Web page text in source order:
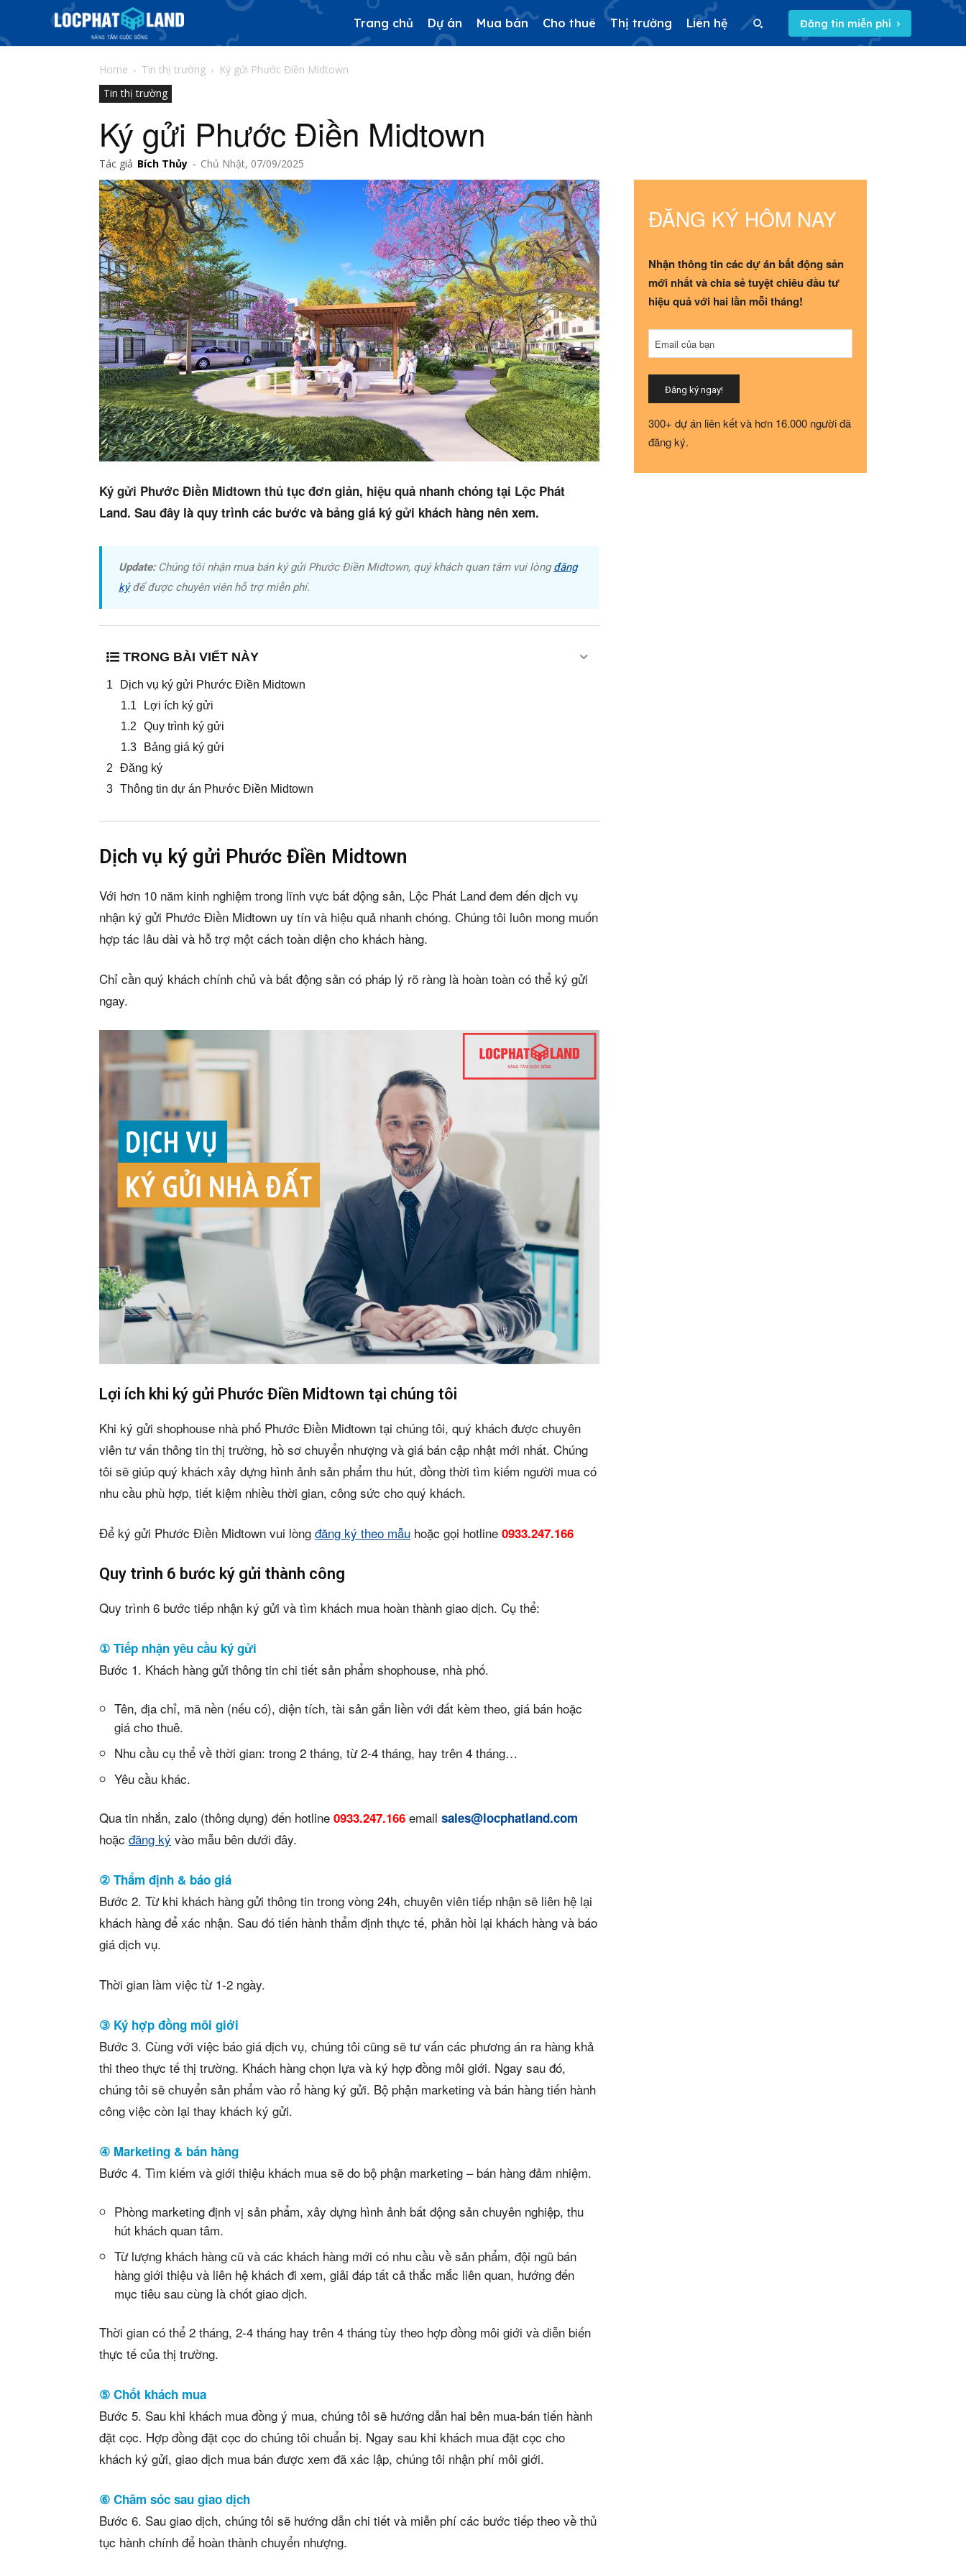
Phiên bản cập nhật V3
& tìm kiếm nhanh chóng hơn
Trang chủ
Dự án
Mua bán
Thị trường
Liên hệ
Trang chủ Dự án Mua bán Cho thuê Thị trường Liên hệ Đăng tin miễn phí
Home Tin thị trường
Ký gửi Phước Điền Midtown
Tin thị trường
Ký gửi Phước Điền Midtown
Tác giả Bích Thủy - Chủ Nhật, 07/09/2025
Ký gửi Phước Điền Midtown thủ tục đơn giản, hiệu quả nhanh chóng tại Lộc Phát
Land. Sau đây là quy trình các bước và bảng giá ký gửi khách hàng nên xem.
Update:Chúng tôi nhận mua bán ký gửi Phước Điền Midtown, quý khách quan tâm vui lòngđăng
kýđể được chuyên viên hỗ trợ miễn phí.
TRONG BÀI VIẾT NÀY
Dịch vụ ký gửi Phước Điền Midtown
Lợi ích ký gửi
Quy trình ký gửi
Bảng giá ký gửi
Đăng ký
Thông tin dự án Phước Điền Midtown
Dịch vụ ký gửi Phước Điền Midtown
Với hơn 10 năm kinh nghiệm trong lĩnh vực bất động sản, Lộc Phát Land đem đến dịch vụ
nhận ký gửi Phước Điền Midtown uy tín và hiệu quả nhanh chóng. Chúng tôi luôn mong muốn
hợp tác lâu dài và hỗ trợ một cách toàn diện cho khách hàng.
Chỉ cần quý khách chính chủ và bất động sản có pháp lý rõ ràng là hoàn toàn có thể ký gửi
ngay.
Lợi ích khi ký gửi Phước Điền Midtown tại chúng tôi
Khi ký gửi shophouse nhà phố Phước Điền Midtown tại chúng tôi, quý khách được chuyên
viên tư vấn thông tin thị trường, hồ sơ chuyển nhượng và giá bán cập nhật mới nhất. Chúng
tôi sẽ giúp quý khách xây dựng hình ảnh sản phẩm thu hút, đồng thời tìm kiếm người mua có
nhu cầu phù hợp, tiết kiệm nhiều thời gian, công sức cho quý khách.
Để ký gửi Phước Điền Midtown vui lòng đăng ký theo mẫu hoặc gọi hotline 0933.247.166
Quy trình 6 bước ký gửi thành công
Quy trình 6 bước tiếp nhận ký gửi và tìm khách mua hoàn thành giao dịch. Cụ thể:
① Tiếp nhận yêu cầu ký gửi
Bước 1. Khách hàng gửi thông tin chi tiết sản phẩm shophouse, nhà phố.
Tên, địa chỉ, mã nền (nếu có), diện tích, tài sản gắn liền với đất kèm theo, giá bán hoặc
giá cho thuê.
Nhu cầu cụ thể về thời gian: trong 2 tháng, từ 2-4 tháng, hay trên 4 tháng…
Yêu cầu khác.
Qua tin nhắn, zalo (thông dụng) đến hotline 0933.247.166 email sales@locphatland.com
hoặc đăng ký vào mẫu bên dưới đây.
② Thẩm định & báo giá
Bước 2. Từ khi khách hàng gửi thông tin trong vòng 24h, chuyên viên tiếp nhận sẽ liên hệ lại
khách hàng để xác nhận. Sau đó tiến hành thẩm định thực tế, phản hồi lại khách hàng và báo
giá dịch vụ.
Thời gian làm việc từ 1-2 ngày.
③ Ký hợp đồng môi giới
Bước 3. Cùng với việc báo giá dịch vụ, chúng tôi cũng sẽ tư vấn các phương án ra hàng khả
thi theo thực tế thị trường. Khách hàng chọn lựa và ký hợp đồng môi giới. Ngay sau đó,
chúng tôi sẽ chuyển sản phẩm vào rổ hàng ký gửi. Bộ phận marketing và bán hàng tiến hành
công việc còn lại thay khách ký gửi.
④ Marketing & bán hàng
Bước 4. Tìm kiếm và giới thiệu khách mua sẽ do bộ phận marketing – bán hàng đảm nhiệm.
Phòng marketing định vị sản phẩm, xây dựng hình ảnh bất động sản chuyên nghiệp, thu
hút khách quan tâm.
Từ lượng khách hàng cũ và các khách hàng mới có nhu cầu về sản phẩm, đội ngũ bán
hàng giới thiệu và liên hệ khách đi xem, giải đáp tất cả thắc mắc liên quan, hướng đến
mục tiêu sau cùng là chốt giao dịch.
Thời gian có thể 2 tháng, 2-4 tháng hay trên 4 tháng tùy theo hợp đồng môi giới và diễn biến
thực tế của thị trường.
⑤ Chốt khách mua
Bước 5. Sau khi khách mua đồng ý mua, chúng tôi sẽ hướng dẫn hai bên mua-bán tiến hành
đặt cọc. Hợp đồng đặt cọc do chúng tôi chuẩn bị. Ngay sau khi khách mua đặt cọc cho
khách ký gửi, giao dịch mua bán được xem đã xác lập, chúng tôi nhận phí môi giới.
⑥ Chăm sóc sau giao dịch
Bước 6. Sau giao dịch, chúng tôi sẽ hướng dẫn chi tiết và miễn phí các bước tiếp theo về thủ
tục hành chính để hoàn thành chuyển nhượng.
ĐĂNG KÝ HÔM NAY
Nhận thông tin các dự án bất động sản
mới nhất và chia sẻ tuyệt chiêu đầu tư
hiệu quả với hai lần mỗi tháng!
URL
Email của bạn
Đăng ký ngay!
300+ dự án liên kết và hơn 16.000 người đã
đăng ký.